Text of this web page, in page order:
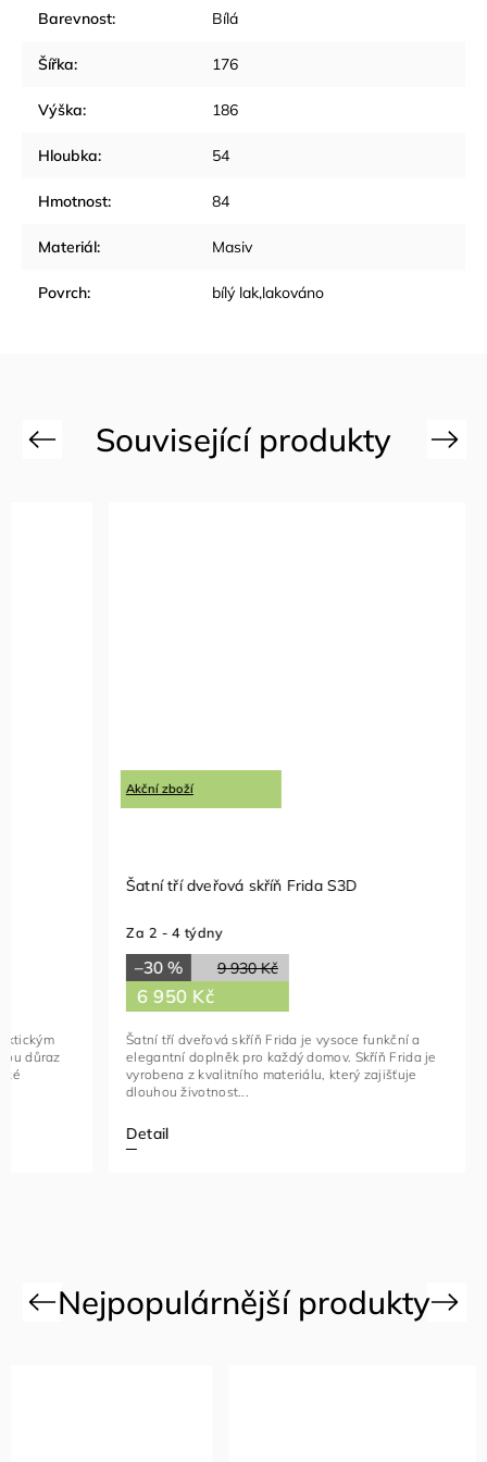
Barevnost: Bílá
Šířka: 176
Výška: 186
Hloubka: 54
Hmotnost: 84
Materiál: Masiv
Povrch: bílý lak,lakováno
Previous
Šatní tří dveřová skříň Frida S3D
Za 2 - 4 týdny
9 930 Kč
Šatní tří dveřová skříň Frida je vysoce funkční a
elegantní doplněk pro každý domov. Skříň Frida je
vyrobena z kvalitního materiálu, který zajišťuje
dlouhou životnost...
Next
Previous Next